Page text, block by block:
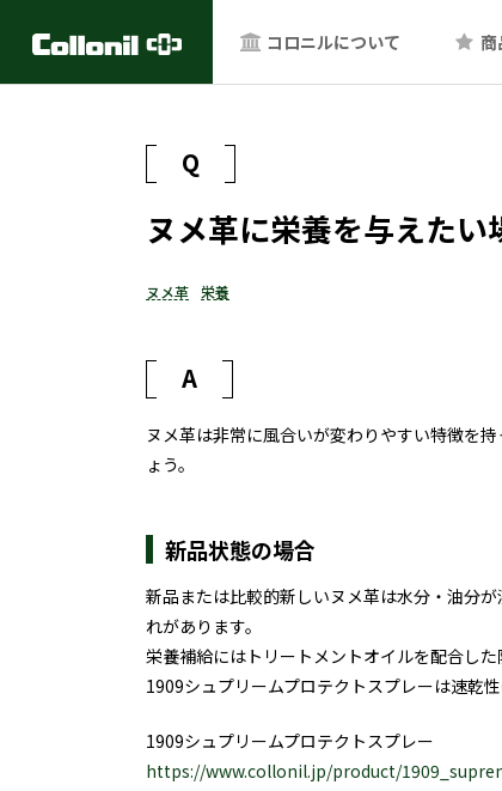
コロニルについて
Q
ヌメ革に栄養を与えたい
ヌメ革 栄養
A
ヌメ革は非常に風合いが変わりやすい特徴を
ょう。
新品状態の場合
新品または比較的新しいヌメ革は水分・油分
れがあります。
栄養補給にはトリートメントオイルを配合し
1909シュプリームプロテクトスプレーは速乾
1909シュプリームプロテクトスプレー
https://www.collonil.jp/product/